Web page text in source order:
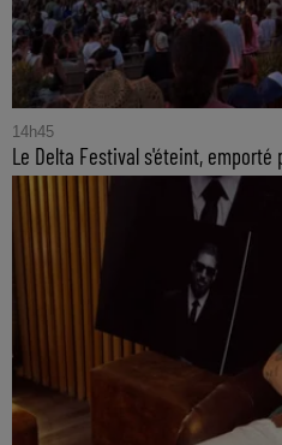
14h45
Le Delta Festival s'éteint,